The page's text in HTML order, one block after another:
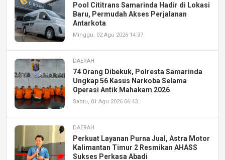
Pool Cititrans Samarinda Hadir di Lokasi
Baru, Permudah Akses Perjalanan
Antarkota
Minggu, 02 Agu 2026 14:37
DAERAH
74 Orang Dibekuk, Polresta Samarinda
Ungkap 56 Kasus Narkoba Selama
Operasi Antik Mahakam 2026
Sabtu, 01 Agu 2026 06:43
DAERAH
Perkuat Layanan Purna Jual, Astra Motor
Kalimantan Timur 2 Resmikan AHASS
Sukses Perkasa Abadi